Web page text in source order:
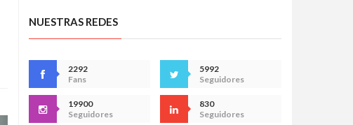
NUESTRAS REDES
2292
Fans
5992
Seguidores
19900
Seguidores
830
Seguidores